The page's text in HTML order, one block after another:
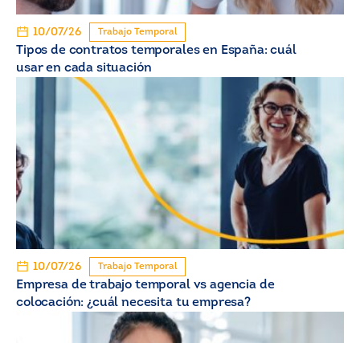
10/07/26 Trabajo Temporal
Tipos de contratos temporales en España: cuál
usar en cada situación
10/07/26 Trabajo Temporal
Empresa de trabajo temporal vs agencia de
colocación: ¿cuál necesita tu empresa?